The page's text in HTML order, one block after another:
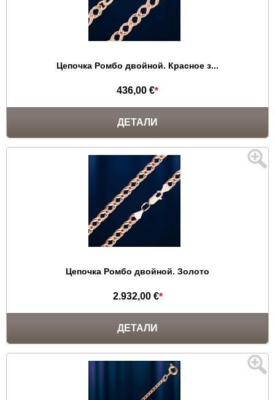
Цепочка Ромбо двойной. Красное з...
436,00 €*
ДЕТАЛИ
Цепочка Ромбо двойной. Золото
2.932,00 €*
ДЕТАЛИ